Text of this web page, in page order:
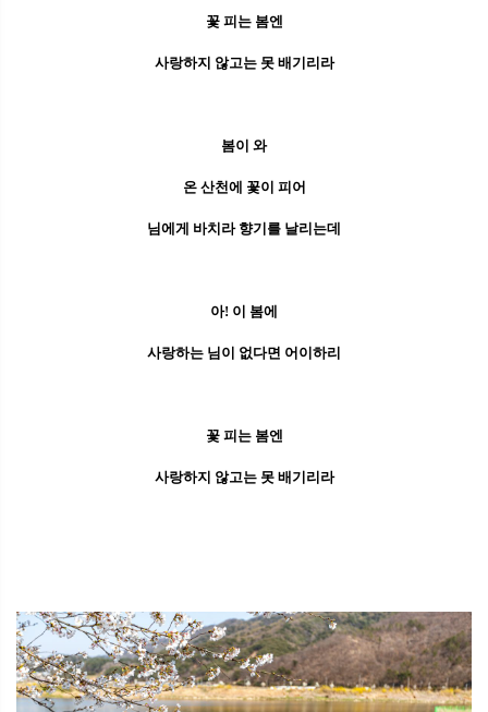
꽃 피는 봄엔
사랑하지 않고는 못 배기리라
봄이 와
온 산천에 꽃이 피어
님에게 바치라 향기를 날리는데
아! 이 봄에
사랑하는 님이 없다면 어이하리
꽃 피는 봄엔
사랑하지 않고는 못 배기리라